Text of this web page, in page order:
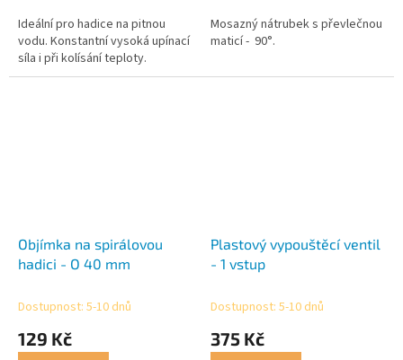
Ideální pro hadice na pitnou
vodu. Konstantní vysoká upínací
síla i při kolísání teploty.
Mosazný nátrubek s převlečnou
maticí - 90°.
Objímka na spirálovou
hadici - O 40 mm
Dostupnost: 5-10 dnů
129 Kč
Plastový vypouštěcí ventil
- 1 vstup
Dostupnost: 5-10 dnů
375 Kč